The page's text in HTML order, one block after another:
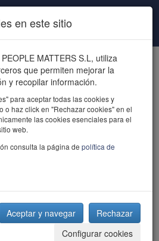
by talent
en este sitio
MATTERS S.L, utiliza
que permiten mejorar la
y recopilar información.
para aceptar todas las cookies y
o haz click en "Rechazar cookies" en el
las cookies esenciales para el
web.
consulta la página de política de
Aceptar y navegar
Rechazar
Configurar cookies